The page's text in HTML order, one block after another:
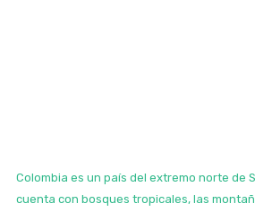
Colombia es un país del extremo norte de
cuenta con bosques tropicales, las